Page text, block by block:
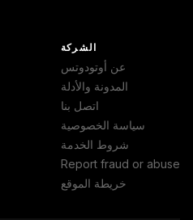
الشركة
عن أوتودوتس
المدونة والأدلة
اتصل بنا
سياسة الخصوصية
شروط الخدمة
Report fraud or abuse
خريطة الموقع